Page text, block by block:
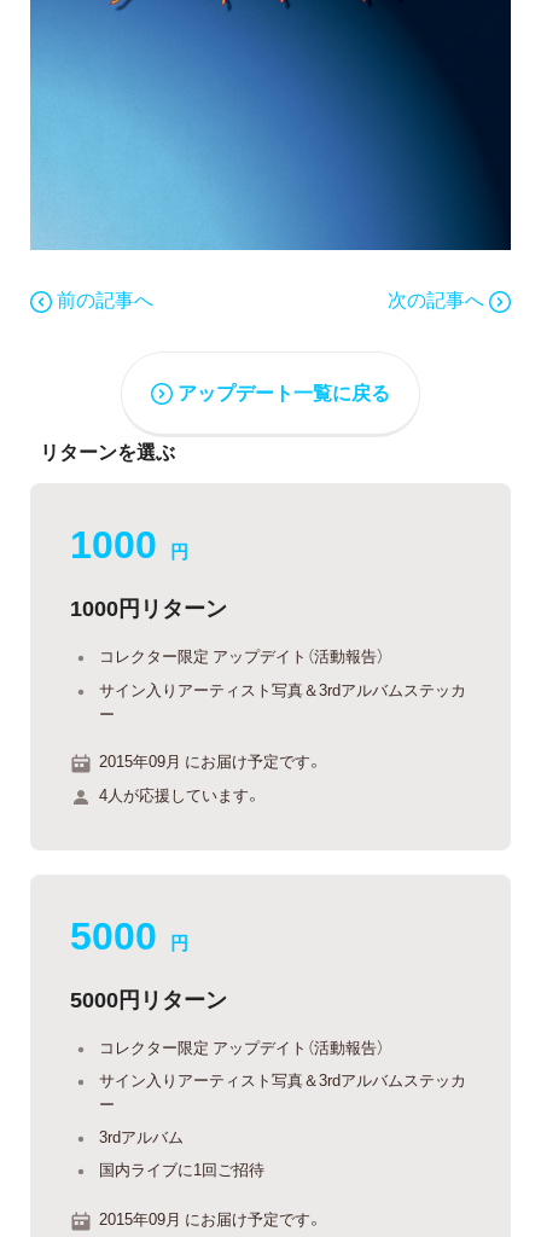
前の記事へ 次の記事へ
アップデート一覧に戻る
リターンを選ぶ
1000 円
1000円リターン
コレクター限定 アップデイト（活動報告）
サイン入りアーティスト写真＆3rdアルバムステッカ
ー
2015年09月 にお届け予定です。
4人が応援しています。
5000 円
5000円リターン
コレクター限定 アップデイト（活動報告）
サイン入りアーティスト写真＆3rdアルバムステッカ
ー
3rdアルバム
国内ライブに1回ご招待
2015年09月 にお届け予定です。